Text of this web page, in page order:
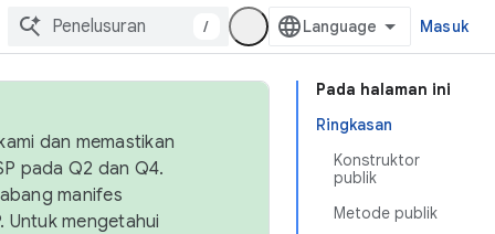
/ Masuk
Pada halaman ini
Ringkasan
Konstruktor
publik
Metode publik
dan memastikan
pada Q2 dan Q4.
manifes
Untuk mengetahui